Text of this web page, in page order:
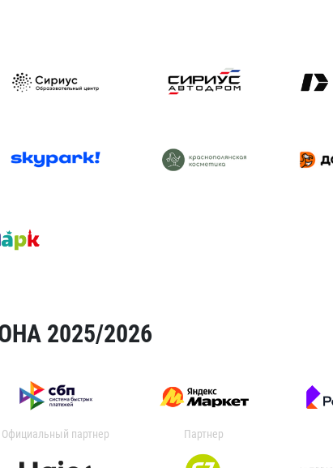
2025/2026
Официальный партнер Партнер